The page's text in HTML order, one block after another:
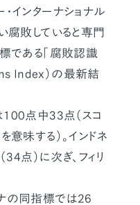
インターナショナル
腐敗していると専門
である「腐敗認識
Index）の最新結
点中33点（スコ
味する）。インドネ
点）に次ぎ、フィリ
の同指標では26